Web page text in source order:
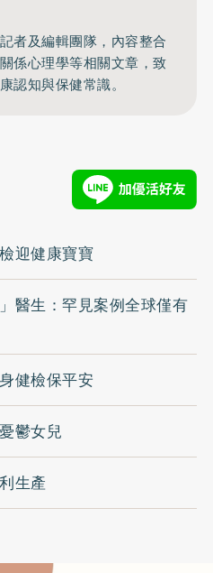
者及編輯團隊，內容整合
係心理學等相關文章，致
認知與保健常識。
迎健康寶寶
醫生：罕見案例全球僅有
健檢保平安
鬱女兒
生產